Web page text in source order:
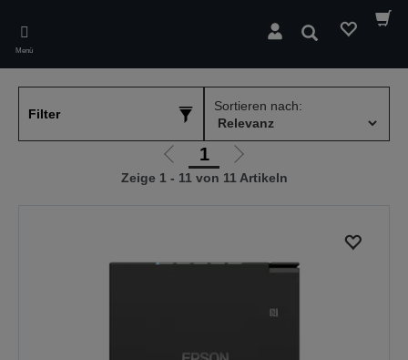
main
content
Menü
Suchen
Filter
Sortieren nach:
Zur
vorherigen
1
Zur
nächsten
Zeige 1 - 11 von 11 Artikeln